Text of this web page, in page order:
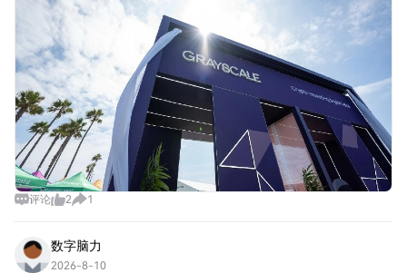
$ADA, Polkadot’s $DOT and Hedera
评论 2 1
数字脑力
2026-8-10